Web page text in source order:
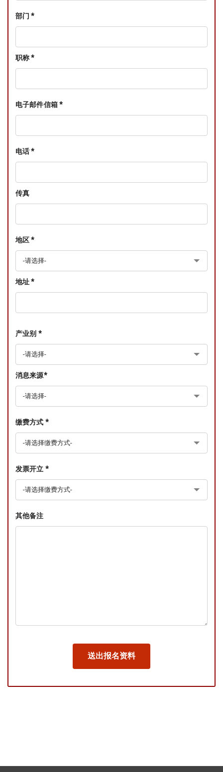
部门 *
职称 *
电子邮件信箱 *
电话 *
传真
地区 *
地址 *
产业别 *
消息来源*
缴费方式 *
发票开立 *
其他备注